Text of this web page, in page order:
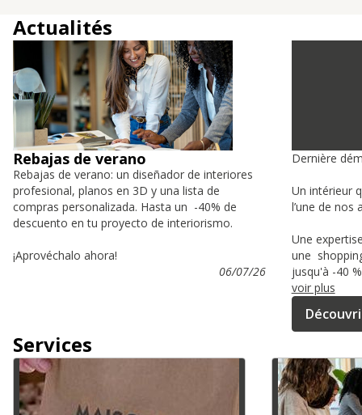
Actualités
Rebajas de verano
Rebajas de verano: un diseñador de interiores
profesional, planos en 3D y una lista de
compras personalizada. Hasta un -40% de
descuento en tu proyecto de interiorismo.
¡Aprovéchalo ahora!
06/07/26
Dernière
Un intérieur
l’une de nos
Une
une
jusqu'à -40
voir plus
Services